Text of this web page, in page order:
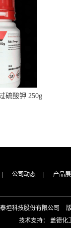
硫酸钾 250g
| 公司动态 | 产品
泰坦科技股份有限公司
技术支持： 盖德化